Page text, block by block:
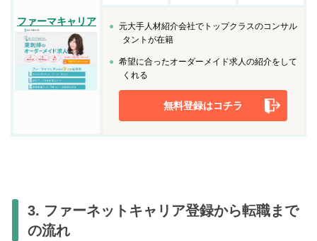
ファーマキャリア
元大手人材紹介会社でトップクラスのコンサル
タントが在籍
希望に合ったオーダーメイド求人の紹介をして
くれる
無料登録はコチラ
3. ファーネットキャリア登録から転職まで
の流れ